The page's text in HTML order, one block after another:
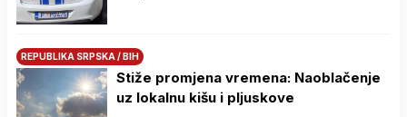
REPUBLIKA SRPSKA / BIH
Stiže promjena vremena: Naoblačenje
uz lokalnu kišu i pljuskove